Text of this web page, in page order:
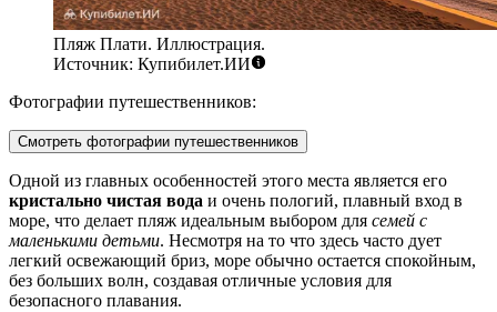
Пляж Плати. Иллюстрация.
Источник: Купибилет.ИИ
Фотографии путешественников:
Смотреть фотографии путешественников
Одной из главных особенностей этого места является его
кристально чистая вода и очень пологий, плавный вход в
море, что делает пляж идеальным выбором для семей с
маленькими детьми. Несмотря на то что здесь часто дует
легкий освежающий бриз, море обычно остается спокойным,
без больших волн, создавая отличные условия для
безопасного плавания.